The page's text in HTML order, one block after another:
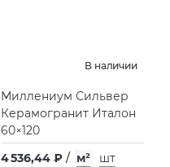
В наличии
Миллениум Сильвер
Керамогранит Италон
60×120
4 536,44 ₽ / м²
шт